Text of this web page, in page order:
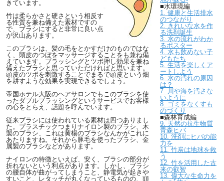
きています。
竹は柔らかさと硬さという相反す
る性質を兼ね備えた素材ですの
で、ブラシにすると非常に良い点
が沢山あります。
このブラシは、髪の毛をとかすだけのものではな
く、頭皮のつぼをマッサージすることをも兼ね備
えています。ブラッシングとツボ押し効果を兼ね
備えたブラシと思っていただければと思います。
頭皮のツボを刺激することでまるで頭皮という畑
を耕すような効果を実現できるでしょう。
帝国ホテル大阪のヘアサロンでもこのブラシを使
ったダブルブラッシングというサービスでお客様
の心をとらえ、話題を呼んでいます。
従来ブラシには使われている素材は四つありまし
た。プラスチックつまりナイロン製のブラシ、木
製のブラシ、これは黄楊のブラシなんかがこれに
あたりますね。それから豚毛を使ったブラシ、金
属製のブラシなどがあります。
ナイロンの特徴といえば、安く、ブラシの部分が
折れないという利点があります。しかし、ブラシ
の腰自体が曲がってしまうこと、静電気が起きや
すいこと、レタッチが丸くなっているものの、頭
■水環境編
1. 健康と生活排水
のつながり
2. きれいな水を作
る洗剤誕生
3. 水の流れがわか
るポスター
4. 水も飲めない子
どもたち
5. 生活を楽しくア
ートしよう
6. 水の汚れの原因
は？
7. 川や海を汚さな
いように
8. ゴミをなくすも
のづくり
■森林育成編
9. 天然の抗生物質
青森ヒバ
10. 洗剤にヒバの能
力を
11. 竹炭は地球を救
う
12. 竹を活用した古
来の叡智
13. 偉大な生命力を